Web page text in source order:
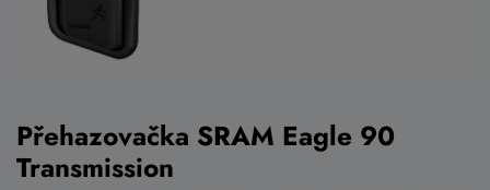
Přehazovačka SRAM Eagle 90
Transmission